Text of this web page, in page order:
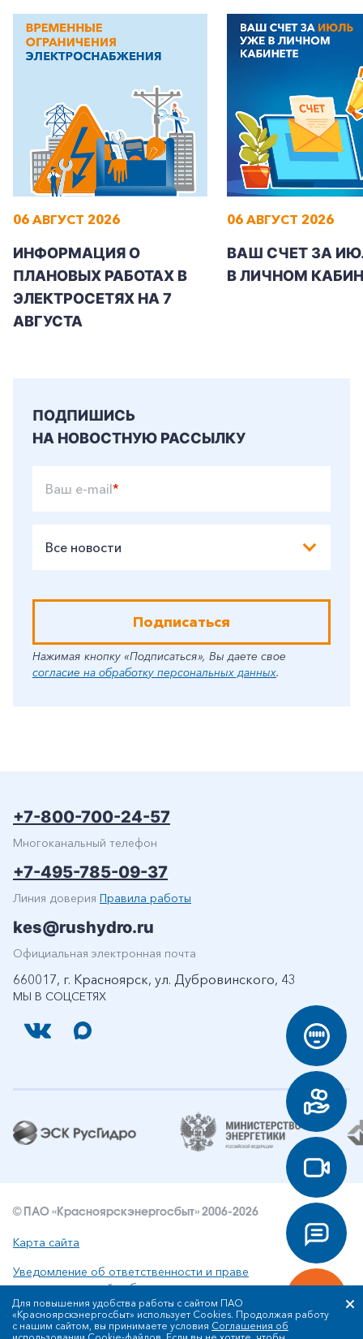
Заказать обратный звонок
06 АВГУСТ 2026
ИНФОРМАЦИЯ О
ПЛАНОВЫХ РАБОТАХ В
ЭЛЕКТРОСЕТЯХ НА 7
АВГУСТА
06 АВГУСТ 2026
ВАШ СЧЕТ ЗА
В ЛИЧНОМ
ПОДПИШИСЬ
НА НОВОСТНУЮ РАССЫЛКУ
Ваш e-mail*
Все новости
Подписаться
Нажимая кнопку «Подписаться», Вы даете свое
согласие на обработку персональных данных.
МЫ В СОЦСЕТЯХ
+7-800-700-24-57
Многоканальный телефон
+7-495-785-09-37
Линия доверия Правила работы
kes@rushydro.ru
Официальная электронная почта
660017, г. Красноярск, ул. Дубровинского, 43
© ПАО «Красноярскэнергосбыт» 2006-2026
Карта сайта
Уведомление об ответственности и праве
интеллектуальной собственности
Политика ПАО «Красноярскэнергосбыт» в отношении
обработки персональных данных
Для повышения удобства работы с сайтом ПАО
«Красноярскэнергосбыт» использует Cookies. Продолжая работу
с нашим сайтом, вы принимаете условия Соглашения об